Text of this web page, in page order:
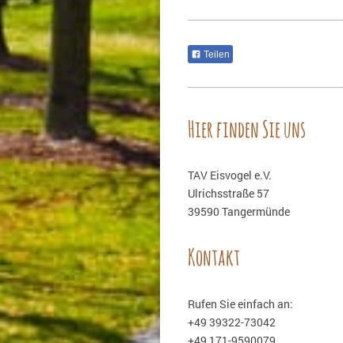
Teilen
Hier finden Sie uns
TAV Eisvogel e.V.
Ulrichsstraße 57
39590 Tangermünde
Kontakt
Rufen Sie einfach an:
+49 39322-73042
+49 171-9590079